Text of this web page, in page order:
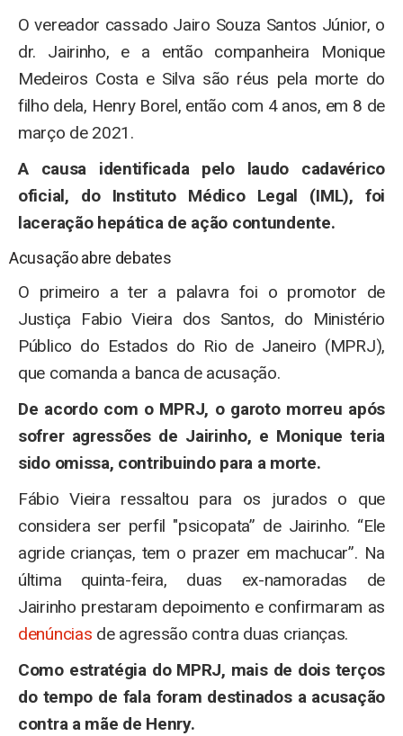
O vereador cassado Jairo Souza Santos Júnior, o
dr. Jairinho, e a então companheira Monique
Medeiros Costa e Silva são réus pela morte do
filho dela, Henry Borel, então com 4 anos, em 8 de
março de 2021.
A causa identificada pelo laudo cadavérico
oficial, do Instituto Médico Legal (IML), foi
laceração hepática de ação contundente.
Acusação abre debates
O primeiro a ter a palavra foi o promotor de
Justiça Fabio Vieira dos Santos, do Ministério
Público do Estados do Rio de Janeiro (MPRJ),
que comanda a banca de acusação.
De acordo com o MPRJ, o garoto morreu após
sofrer agressões de Jairinho, e Monique teria
sido omissa, contribuindo para a morte.
Fábio Vieira ressaltou para os jurados o que
considera ser perfil "psicopata” de Jairinho. “Ele
agride crianças, tem o prazer em machucar”. Na
última quinta-feira, duas ex-namoradas de
Jairinho prestaram depoimento e confirmaram as
denúncias de agressão contra duas crianças.
Como estratégia do MPRJ, mais de dois terços
do tempo de fala foram destinados a acusação
contra a mãe de Henry.